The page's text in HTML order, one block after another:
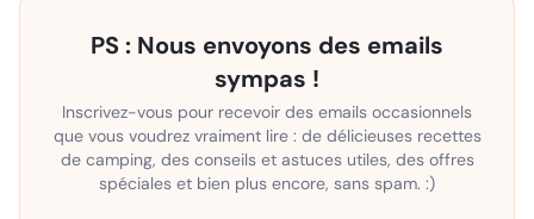
PS : Nous envoyons des emails
sympas !
Inscrivez-vous pour recevoir des emails occasionnels
que vous voudrez vraiment lire : de délicieuses recettes
de camping, des conseils et astuces utiles, des offres
spéciales et bien plus encore, sans spam. :)